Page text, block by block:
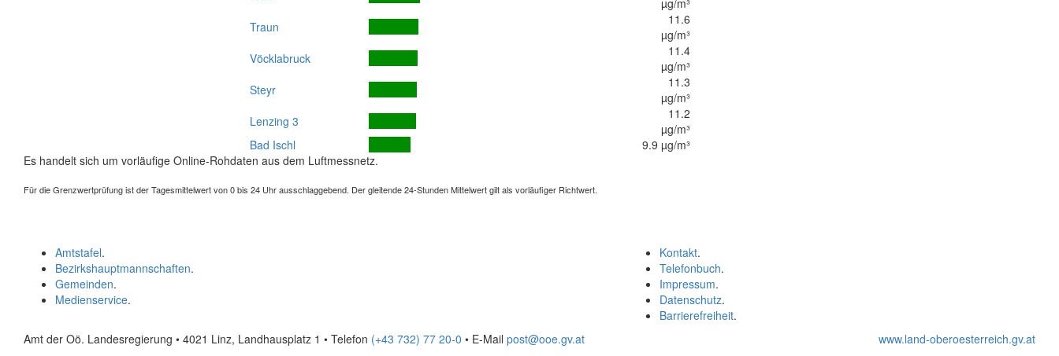
µg/m³
Traun
11.6
µg/m³
Vöcklabruck
11.4
µg/m³
Steyr
11.3
µg/m³
Lenzing 3
11.2
µg/m³
Bad Ischl
9.9 µg/m³
Es handelt sich um vorläufige Online-Rohdaten aus dem Luftmessnetz.
Für die Grenzwertprüfung ist der Tagesmittelwert von 0 bis 24 Uhr ausschlaggebend. Der gleitende 24-Stunden Mittelwert gilt als vorläufiger Richtwert.
Kontakt.
Telefonbuch.
Impressum.
Datenschutz.
Barrierefreiheit.
Amtstafel.
Bezirkshauptmannschaften.
Gemeinden.
Medienservice.
Amt der Oö. Landesregierung • 4021 Linz, Landhausplatz 1 • Telefon (+43 732) 77 20-0 • E-Mail post@ooe.gv.at www.land-oberoesterreich.gv.at